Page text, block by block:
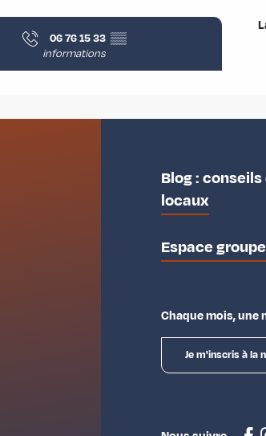
06 76 15 33 ▒▒
informations
Blog : conseils
locaux
Espace
Chaque mois, une
Je m'inscris à la